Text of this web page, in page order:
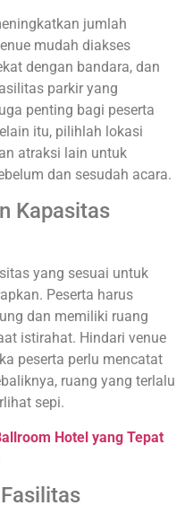
jumlah
mudah diakses
dengan bandara, dan
parkir yang
penting bagi peserta
itu, pilihlah lokasi
atraksi lain untuk
dan sesudah acara.
Kapasitas
yang sesuai untuk
Peserta harus
dan memiliki ruang
istirahat. Hindari venue
peserta perlu mencatat
ruang yang terlalu
sepi.
Hotel yang Tepat